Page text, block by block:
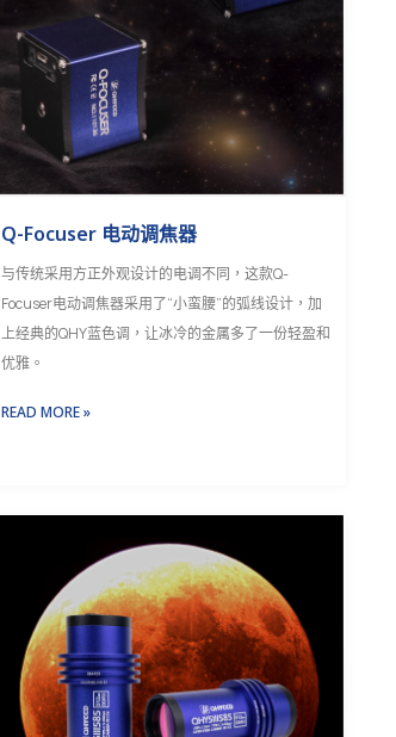
Q-Focuser 电动调焦器
与传统采用方正外观设计的电调不同，这款Q-
Focuser电动调焦器采用了“小蛮腰”的弧线设计，加
上经典的QHY蓝色调，让冰冷的金属多了一份轻盈和
优雅。
READ MORE »